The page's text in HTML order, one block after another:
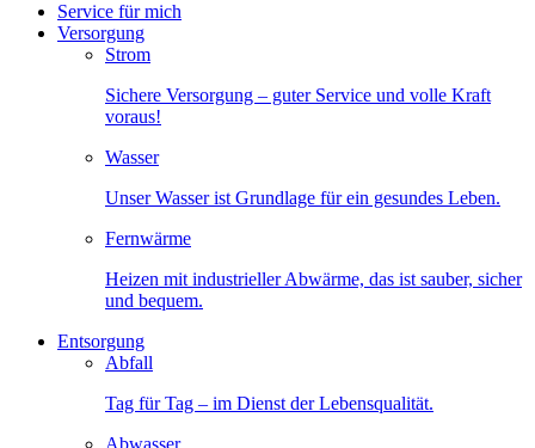
Service für mich
Versorgung
Strom
Sichere Versorgung – guter Service und volle Kraft
voraus!
Wasser
Unser Wasser ist Grundlage für ein gesundes Leben.
Fernwärme
Heizen mit industrieller Abwärme, das ist sauber, sicher
und bequem.
Entsorgung
Abfall
Tag für Tag – im Dienst der Lebensqualität.
Abwasser